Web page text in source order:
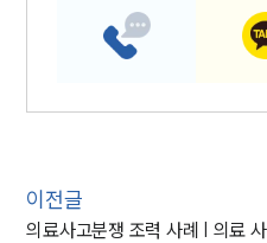
이전글
의료사고분쟁 조력 사례 | 의료